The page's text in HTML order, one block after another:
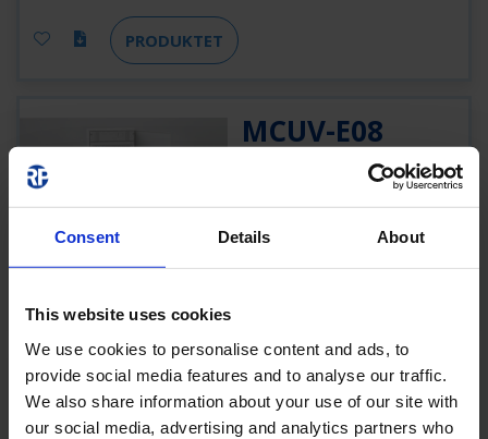
Consent Details About
This website uses cookies
We use cookies to personalise content and ads, to
provide social media features and to analyse our traffic.
We also share information about your use of our site with
our social media, advertising and analytics partners who
PRODUKTET
MCUV-E08
8 STK.
8
160
2100 W
2100 W
2100 W
MCUV-E08-LE
MCUV-E08-LE